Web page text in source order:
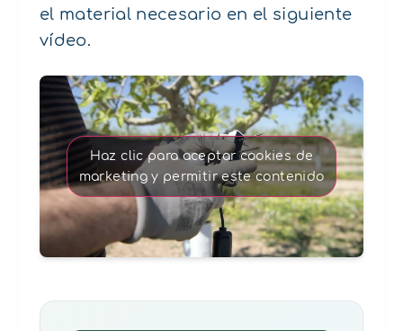
el material necesario en el siguiente
vídeo.
Haz clic para aceptar cookies de
marketing y permitir este contenido